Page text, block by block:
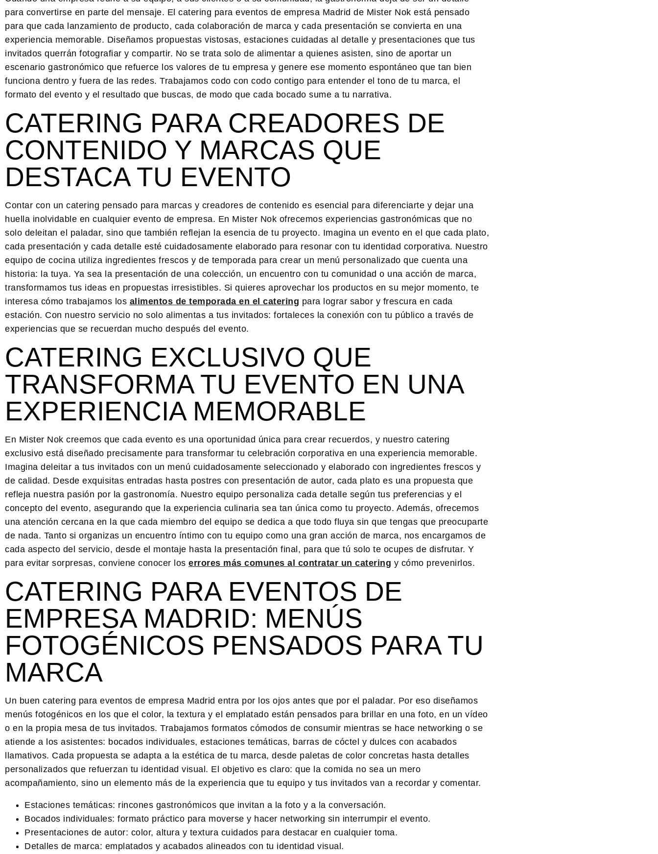
para convertirse en parte del mensaje. El catering para eventos de empresa Madrid de Mister Nok está pensado
para que cada lanzamiento de producto, cada colaboración de marca y cada presentación se convierta en una
experiencia memorable. Diseñamos propuestas vistosas, estaciones cuidadas al detalle y presentaciones que tus
invitados querrán fotografiar y compartir. No se trata solo de alimentar a quienes asisten, sino de aportar un
escenario gastronómico que refuerce los valores de tu empresa y genere ese momento espontáneo que tan bien
funciona dentro y fuera de las redes. Trabajamos codo con codo contigo para entender el tono de tu marca, el
formato del evento y el resultado que buscas, de modo que cada bocado sume a tu narrativa.
CATERING PARA CREADORES DE
CONTENIDO Y MARCAS QUE
DESTACA TU EVENTO
Contar con un catering pensado para marcas y creadores de contenido es esencial para diferenciarte y dejar una
huella inolvidable en cualquier evento de empresa. En Mister Nok ofrecemos experiencias gastronómicas que no
solo deleitan el paladar, sino que también reflejan la esencia de tu proyecto. Imagina un evento en el que cada plato,
cada presentación y cada detalle esté cuidadosamente elaborado para resonar con tu identidad corporativa. Nuestro
equipo de cocina utiliza ingredientes frescos y de temporada para crear un menú personalizado que cuenta una
historia: la tuya. Ya sea la presentación de una colección, un encuentro con tu comunidad o una acción de marca,
transformamos tus ideas en propuestas irresistibles. Si quieres aprovechar los productos en su mejor momento, te
interesa cómo trabajamos los alimentos de temporada en el catering para lograr sabor y frescura en cada
estación. Con nuestro servicio no solo alimentas a tus invitados: fortaleces la conexión con tu público a través de
experiencias que se recuerdan mucho después del evento.
CATERING EXCLUSIVO QUE
TRANSFORMA TU EVENTO EN UNA
EXPERIENCIA MEMORABLE
En Mister Nok creemos que cada evento es una oportunidad única para crear recuerdos, y nuestro catering
exclusivo está diseñado precisamente para transformar tu celebración corporativa en una experiencia memorable.
Imagina deleitar a tus invitados con un menú cuidadosamente seleccionado y elaborado con ingredientes frescos y
de calidad. Desde exquisitas entradas hasta postres con presentación de autor, cada plato es una propuesta que
refleja nuestra pasión por la gastronomía. Nuestro equipo personaliza cada detalle según tus preferencias y el
concepto del evento, asegurando que la experiencia culinaria sea tan única como tu proyecto. Además, ofrecemos
una atención cercana en la que cada miembro del equipo se dedica a que todo fluya sin que tengas que preocuparte
de nada. Tanto si organizas un encuentro íntimo con tu equipo como una gran acción de marca, nos encargamos de
cada aspecto del servicio, desde el montaje hasta la presentación final, para que tú solo te ocupes de disfrutar. Y
para evitar sorpresas, conviene conocer los errores más comunes al contratar un catering y cómo prevenirlos.
CATERING PARA EVENTOS DE
EMPRESA MADRID: MENÚS
FOTOGÉNICOS PENSADOS PARA TU
MARCA
Un buen catering para eventos de empresa Madrid entra por los ojos antes que por el paladar. Por eso diseñamos
menús fotogénicos en los que el color, la textura y el emplatado están pensados para brillar en una foto, en un vídeo
o en la propia mesa de tus invitados. Trabajamos formatos cómodos de consumir mientras se hace networking o se
atiende a los asistentes: bocados individuales, estaciones temáticas, barras de cóctel y dulces con acabados
llamativos. Cada propuesta se adapta a la estética de tu marca, desde paletas de color concretas hasta detalles
personalizados que refuerzan tu identidad visual. El objetivo es claro: que la comida no sea un mero
acompañamiento, sino un elemento más de la experiencia que tu equipo y tus invitados van a recordar y comentar.
Estaciones temáticas: rincones gastronómicos que invitan a la foto y a la conversación.
Bocados individuales: formato práctico para moverse y hacer networking sin interrumpir el evento.
Presentaciones de autor: color, altura y textura cuidados para destacar en cualquier toma.
Detalles de marca: emplatados y acabados alineados con tu identidad visual.